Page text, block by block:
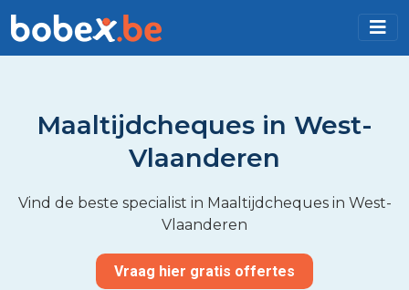
Maaltijdcheques in West-
Vlaanderen
Vind de beste specialist in Maaltijdcheques in West-
Vlaanderen
Vraag hier gratis offertes